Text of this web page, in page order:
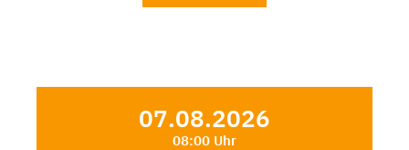
07.08.2026
08:00 Uhr